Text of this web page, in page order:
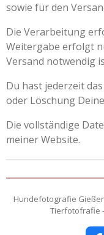
sowie für den
Die Verarbeitung
Weitergabe erfolgt
Versand notwendig
Du hast jederzeit
oder Löschung
Die vollständige
meiner Website.
Hundefotografie
Tierfotofrafie